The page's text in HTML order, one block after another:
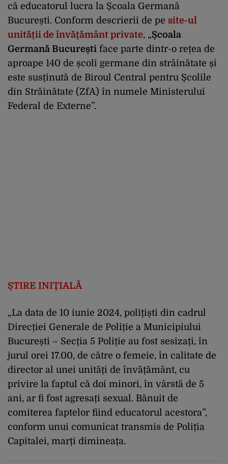
că educatorul lucra la Școala Germană
București. Conform descrierii de pe site-ul
unității de învățământ private, „Școala
Germană București face parte dintr-o rețea de
aproape 140 de școli germane din străinătate și
este susținută de Biroul Central pentru Școlile
din Străinătate (ZfA) în numele Ministerului
Federal de Externe”.
ȘTIRE INIȚIALĂ
„La data de 10 iunie 2024, polițiști din cadrul
Direcției Generale de Poliție a Municipiului
București – Secția 5 Poliție au fost sesizați, în
jurul orei 17.00, de către o femeie, în calitate de
director al unei unități de învățământ, cu
privire la faptul că doi minori, în vârstă de 5
ani, ar fi fost agresați sexual. Bănuit de
comiterea faptelor fiind educatorul acestora”,
conform unui comunicat transmis de Poliția
Capitalei, marți dimineața.